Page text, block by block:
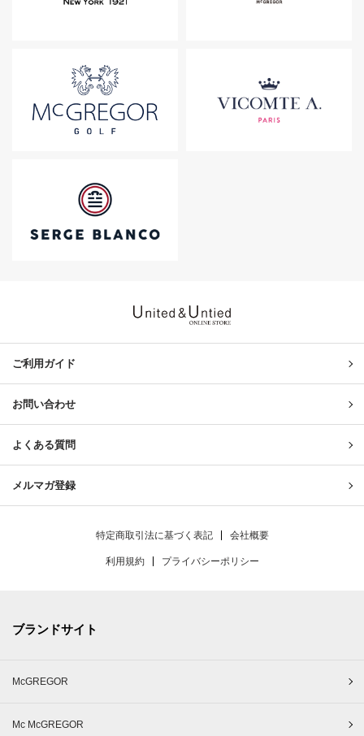
ご利用ガイド
お問い合わせ
よくある質問
メルマガ登録
特定商取引法に基づく表記 会社概要
利用規約 プライバシーポリシー
ブランドサイト
McGREGOR
Mc McGREGOR